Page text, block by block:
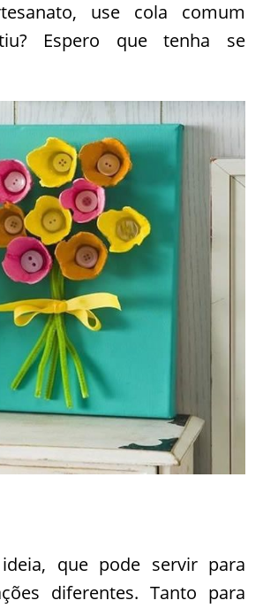
use cola comum
Espero que tenha se
que pode servir para
diferentes. Tanto para